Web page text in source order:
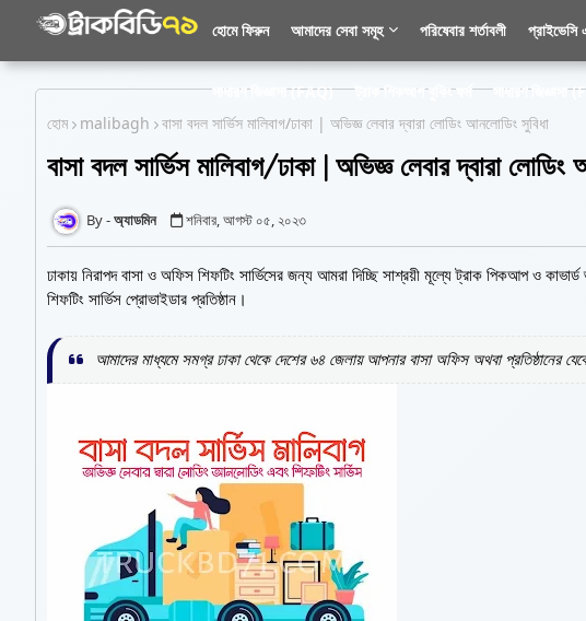
হোমে ফিরুন আমাদের সেবা সমূহ পরিষেবার শর্তাবলী প্রাইভেসি
সাধারণ জিজ্ঞাসা (FAQ) ট্রাক পিকআপ বুকিং ফর্ম
সাধারণ
হোম
malibagh বাসা বদল সার্ভিস মালিবাগ/ঢাকা | অভিজ্ঞ লেবার দ্বারা লোডিং আনলোডিং সুবিধা
বাসা বদল সার্ভিস মালিবাগ/ঢাকা | অভিজ্ঞ লেবার দ্বারা
অ্যাডমিন শনিবার, আগস্ট ০৫, ২০২৩
ঢাকায় নিরাপদ বাসা ও অফিস শিফটিং সার্ভিসের জন্য আমরা দিচ্ছি সাশ্রয়ী মূল্যে ট্রাক পিকআপ ও
শিফটিং সার্ভিস প্রোভাইডার প্রতিষ্ঠান।
আমাদের মাধ্যমে সমগ্র ঢাকা থেকে দেশের ৬৪ জেলায় আপনার বাসা অফিস অথবা প্রতিষ্ঠানের